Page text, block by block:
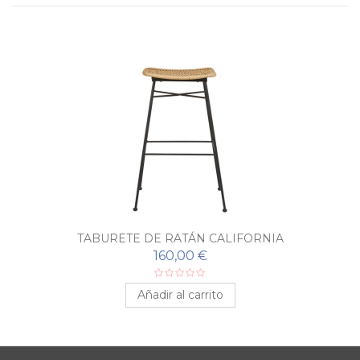
TABURETE DE RATÁN CALIFORNIA
160,00 €
Añadir al carrito